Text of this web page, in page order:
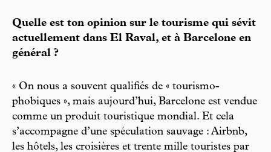
Quelle est ton opinion sur le tourisme qui sévit
actuellement dans El Raval, et à Barcelone en
général ?
« On nous a souvent qualifiés de « tourismo-
phobiques », mais aujourd’hui, Barcelone est vendue
comme un produit touristique mondial. Et cela
s’accompagne d’une spéculation sauvage : Airbnb,
les hôtels, les croisières et trente mille touristes par